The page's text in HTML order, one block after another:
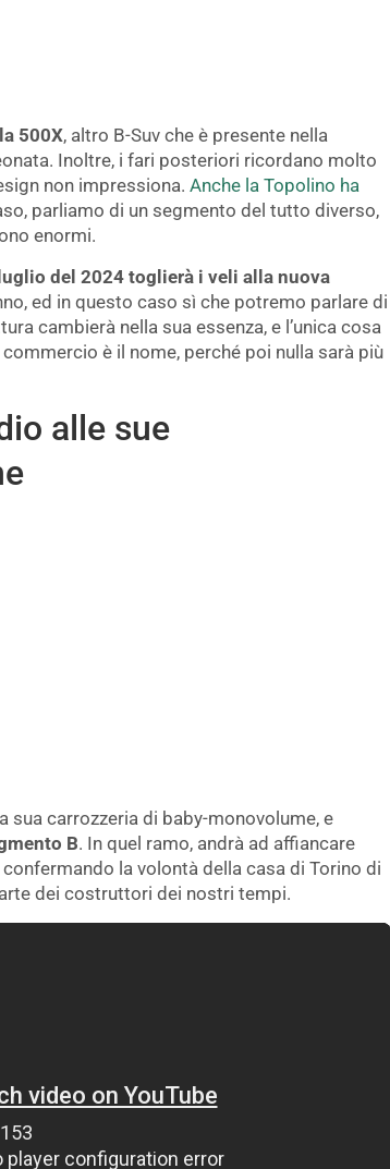
500X, altro B-Suv che è presente nella
Inoltre, i fari posteriori ricordano molto
non impressiona. Anche la Topolino ha
parliamo di un segmento del tutto diverso,
enormi.
del 2024 toglierà i veli alla nuova
ed in questo caso sì che potremo parlare di
cambierà nella sua essenza, e l’unica cosa
è il nome, perché poi nulla sarà più
alle sue
sua carrozzeria di baby-monovolume, e
B. In quel ramo, andrà ad affiancare
la volontà della casa di Torino di
dei costruttori dei nostri tempi.